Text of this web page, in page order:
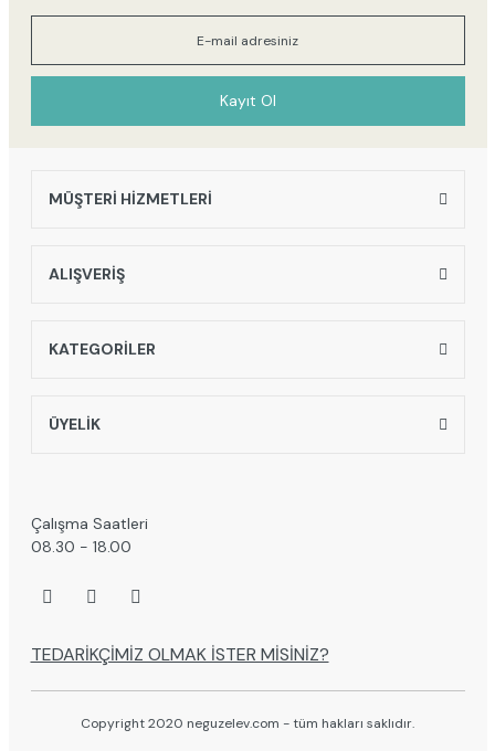
Kayıt Ol
MÜŞTERİ HİZMETLERİ
ALIŞVERİŞ
KATEGORİLER
ÜYELİK
Çalışma Saatleri
08.30 - 18.00
TEDARİKÇİMİZ OLMAK İSTER MİSİNİZ?
Copyright 2020 neguzelev.com - tüm hakları saklıdır.